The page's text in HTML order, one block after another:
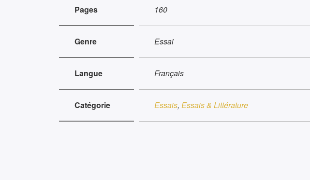
Pages 160
Genre Essai
Langue Français
Catégorie Essais, Essais & Littérature